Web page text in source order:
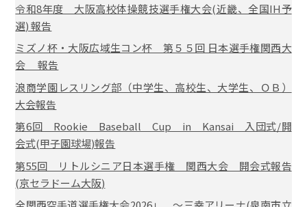
令和8年度 大阪高校体操競技選手権大会(近畿、全国IH予
選) 報告
ミズノ杯・大阪広域生コン杯 第５５回 日本選手権関西大
会 報告
浪商学園レスリング部（中学生、高校生、大学生、ＯＢ）
大会報告
第6回 Rookie Baseball Cup in Kansai 入団式/開
会式(甲子園球場)報告
第55回 リトルシニア日本選手権 関西大会 開会式報告
(京セラドーム大阪)